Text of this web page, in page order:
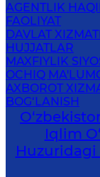
AGENTLIK
FAOLIYAT
DAVLAT
HUJJATLAR
MAXFIYLIK
OCHIQ
AXBOROT
BOG‘LANISH
Iqlim